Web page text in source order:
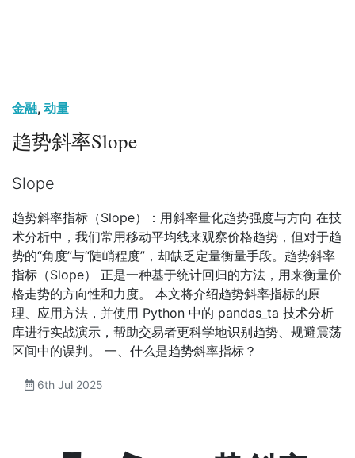
金融, 动量
趋势斜率Slope
Slope
趋势斜率指标（Slope）：用斜率量化趋势强度与方向 在技
术分析中，我们常用移动平均线来观察价格趋势，但对于趋
势的“角度”与“陡峭程度”，却缺乏定量衡量手段。趋势斜率
指标（Slope） 正是一种基于统计回归的方法，用来衡量价
格走势的方向性和力度。 本文将介绍趋势斜率指标的原
理、应用方法，并使用 Python 中的 pandas_ta 技术分析
库进行实战演示，帮助交易者更科学地识别趋势、规避震荡
区间中的误判。 一、什么是趋势斜率指标？
6th Jul 2025